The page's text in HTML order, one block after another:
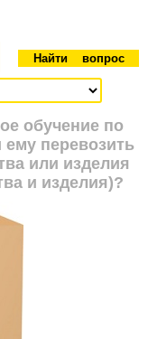
обучение по
перевозить
или изделия
и изделия)?